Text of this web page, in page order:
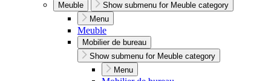
Meuble
Show submenu for Meuble category
Menu
Meuble
Mobilier de bureau
Show submenu for Meuble category
Menu